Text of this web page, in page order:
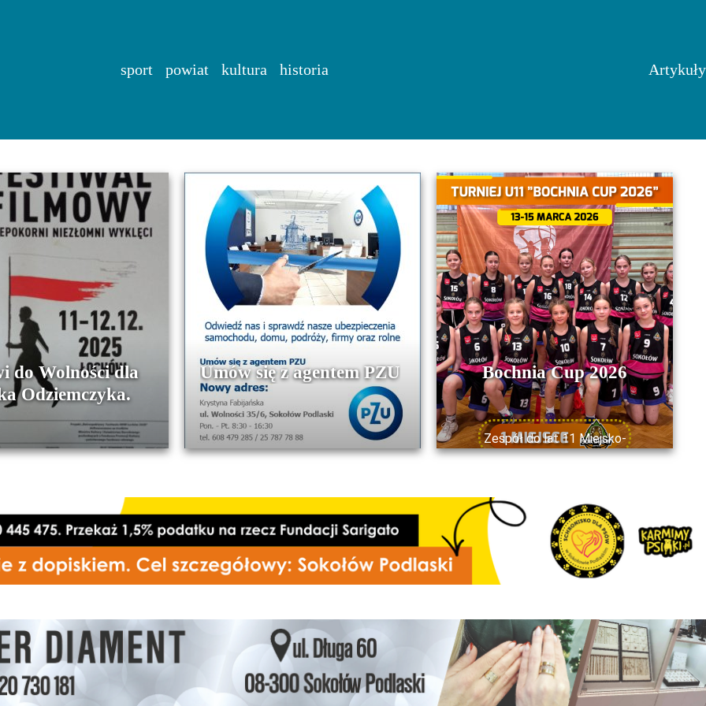
sport powiat kultura historia Artykuły
do Wolności dla
Odziemczyka.
Jacek Odziemczyk, 12
CZYTAJ WIĘCEJ
Umów się z agentem PZU Bochnia Cup 2026
Zespół do lat 11 Miejsko-
Powiatowego Klubu Koszykówki w
CZYTAJ WIĘCEJ